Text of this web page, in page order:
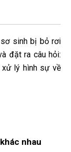
sơ sinh bị bỏ rơi
đặt ra câu hỏi:
xử lý hình sự về
nhau